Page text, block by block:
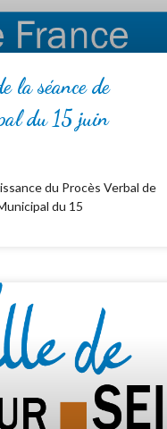
la séance de
du 15 juin
du Procès Verbal de
du 15